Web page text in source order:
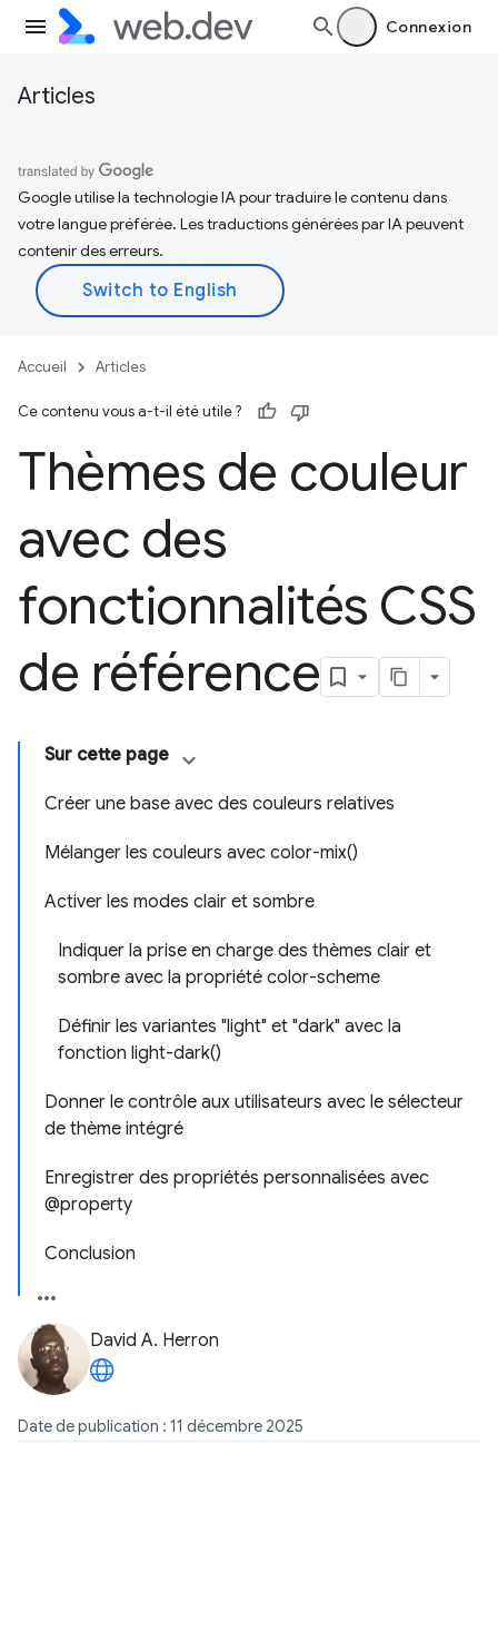
Connexion
Articles
Google utilise la technologie IA pour traduire le contenu dans
votre langue préférée. Les traductions générées par IA peuvent
contenir des erreurs.
Accueil Articles
Ce contenu vous a-t-il été utile ?
Thèmes de couleur
avec des
fonctionnalités CSS
de référence
Sur cette page
Créer une base avec des couleurs relatives
Mélanger les couleurs avec color-mix()
Activer les modes clair et sombre
Indiquer la prise en charge des thèmes clair et
sombre avec la propriété color-scheme
Définir les variantes "light" et "dark" avec la
fonction light-dark()
Donner le contrôle aux utilisateurs avec le sélecteur
de thème intégré
Enregistrer des propriétés personnalisées avec
@property
Conclusion
David A. Herron
Date de publication : 11 décembre 2025